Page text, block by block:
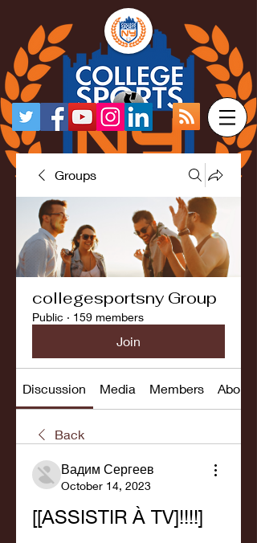
Groups
collegesportsny Group
Public · 159 members
Join
Discussion Media Members About
Back
Вадим Сергеев
October 14, 2023
[[ASSISTIR À TV]!!!!]